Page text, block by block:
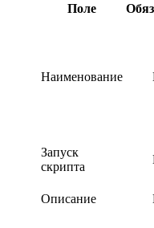
Поле
Наименование
Запуск
скрипта
Описание